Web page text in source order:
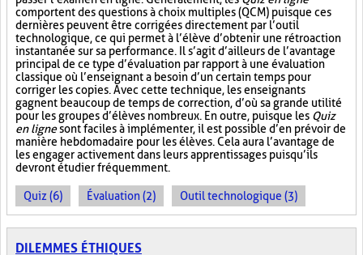
comportent des questions à choix multiples (QCM) puisque ces
dernières peuvent être corrigées directement par l’outil
technologique, ce qui permet à l’élève d’obtenir une rétroaction
instantanée sur sa performance. Il s’agit d’ailleurs de l’avantage
principal de ce type d’évaluation par rapport à une évaluation
classique où l’enseignant a besoin d’un certain temps pour
corriger les copies. Avec cette technique, les enseignants
gagnent beaucoup de temps de correction, d’où sa grande utilité
pour les groupes d’élèves nombreux. En outre, puisque les Quiz
en lignesont faciles à implémenter, il est possible d’en prévoir de
manière hebdomadaire pour les élèves. Cela aura l’avantage de
les engager activement dans leurs apprentissages puisqu’ils
devront étudier fréquemment.
Quiz (6) Évaluation (2) Outil technologique (3)
DILEMMES ÉTHIQUES